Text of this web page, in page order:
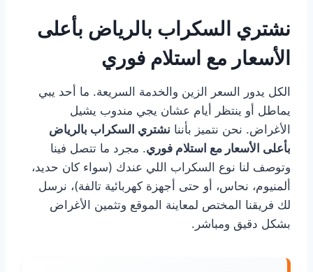
نشتري السكراب بالرياض بأعلى
الأسعار مع استلام فوري
الكل يدور السعر الزين والخدمة السريعة. ما أحد يبي
يماطل أو ينتظر أيام عشان يجي مندوب يشيل
الأغراض. نحن نتميز بأننا نشتري السكراب بالرياض
بأعلى الأسعار مع استلام فوري. مجرد ما تتصل فينا
وتوصف لنا نوع السكراب اللي عندك (سواء كان حديد،
ألمنيوم، نحاس، أو حتى أجهزة كهربائية تالفة)، نرسل
لك فريقنا المختص لمعاينة الموقع وتثمين الأغراض
بشكل دقيق ومباشر.